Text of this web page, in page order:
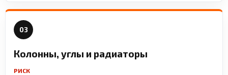
03
Колонны, углы и радиаторы
РИСК